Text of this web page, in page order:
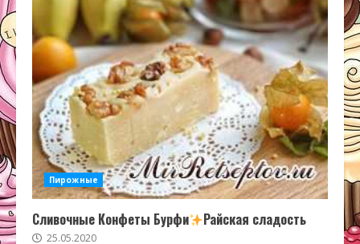
Пирожные
Сливочные Конфеты Бурфи Райская сладость
25.05.2020